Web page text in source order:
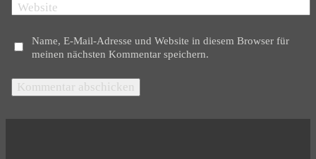
Website
Name, E-Mail-Adresse und Website in diesem Browser für
meinen nächsten Kommentar speichern.